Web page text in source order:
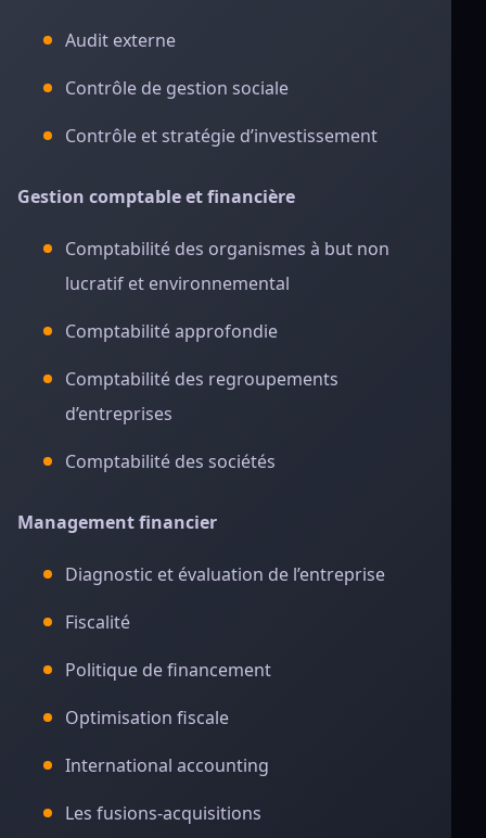
Audit externe
Contrôle de gestion sociale
Contrôle et stratégie d’investissement
Gestion comptable et financière
Comptabilité des organismes à but non
lucratif et environnemental
Comptabilité approfondie
Comptabilité des regroupements
d’entreprises
Comptabilité des sociétés
Management financier
Diagnostic et évaluation de l’entreprise
Fiscalité
Politique de financement
Optimisation fiscale
International accounting
Les fusions-acquisitions